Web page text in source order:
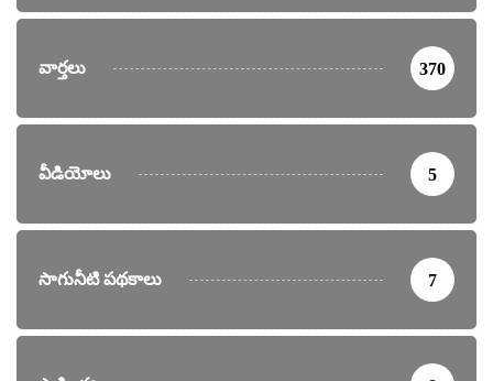
వార్తలు 370
వీడియోలు 5
సాగునీటి పథకాలు 7